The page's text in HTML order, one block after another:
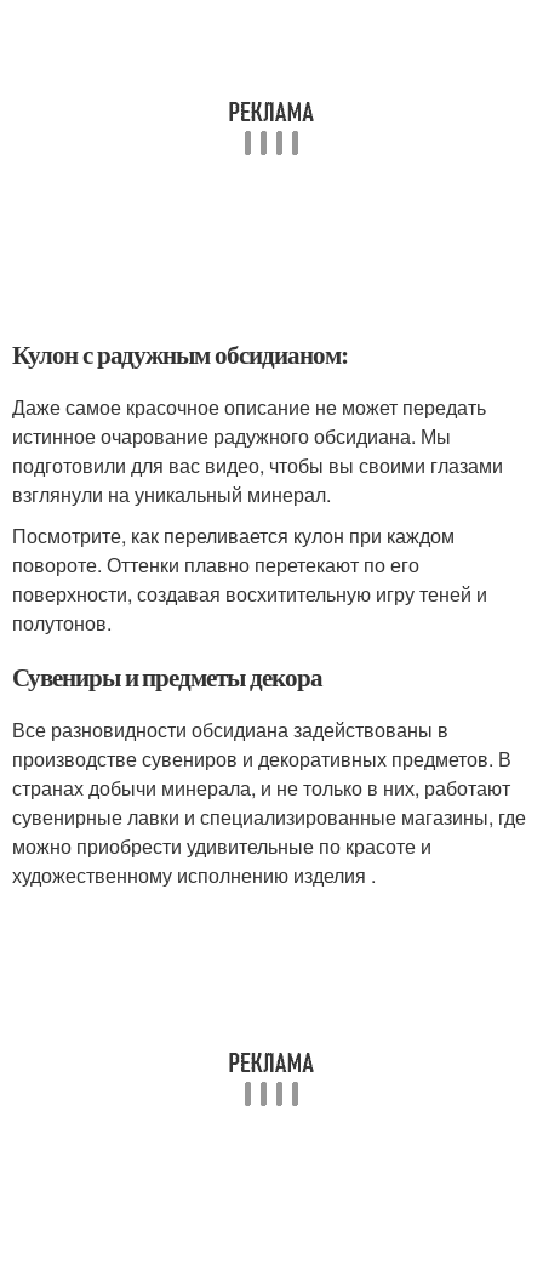
Кулон с радужным обсидианом:
Даже самое красочное описание не может передать
истинное очарование радужного обсидиана. Мы
подготовили для вас видео, чтобы вы своими глазами
взглянули на уникальный минерал.
Посмотрите, как переливается кулон при каждом
повороте. Оттенки плавно перетекают по его
поверхности, создавая восхитительную игру теней и
полутонов.
Сувениры и предметы декора
Все разновидности обсидиана задействованы в
производстве сувениров и декоративных предметов. В
странах добычи минерала, и не только в них, работают
сувенирные лавки и специализированные магазины, где
можно приобрести удивительные по красоте и
художественному исполнению изделия .